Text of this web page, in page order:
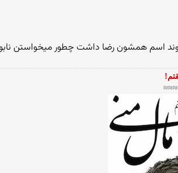
اسم همشون رضا داشت چطور میخواستن